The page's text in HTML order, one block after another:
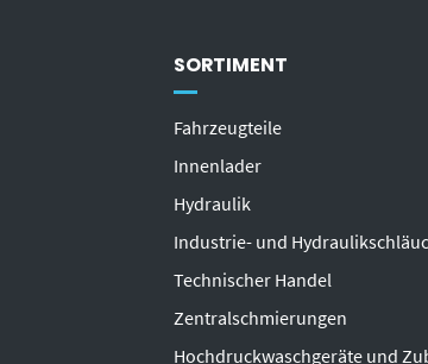
SORTIMENT
Fahrzeugteile
Innenlader
Hydraulik
Industrie- und
Technischer Handel
Zentralschmierungen
Hochdruckwaschgeräte und